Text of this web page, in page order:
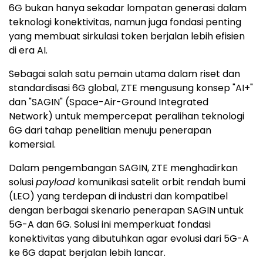
6G bukan hanya sekadar lompatan generasi dalam
teknologi konektivitas, namun juga fondasi penting
yang membuat sirkulasi token berjalan lebih efisien
di era AI.
Sebagai salah satu pemain utama dalam riset dan
standardisasi 6G global, ZTE mengusung konsep "AI+"
dan "SAGIN" (Space-Air-Ground Integrated
Network) untuk mempercepat peralihan teknologi
6G dari tahap penelitian menuju penerapan
komersial.
Dalam pengembangan SAGIN, ZTE menghadirkan
solusipayload komunikasi satelit orbit rendah bumi
(LEO) yang terdepan di industri dan kompatibel
dengan berbagai skenario penerapan SAGIN untuk
5G-A dan 6G. Solusi ini memperkuat fondasi
konektivitas yang dibutuhkan agar evolusi dari 5G-A
ke 6G dapat berjalan lebih lancar.